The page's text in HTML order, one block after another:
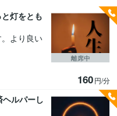
灯をとも
より良い
160円/分
離席中
ルパーし